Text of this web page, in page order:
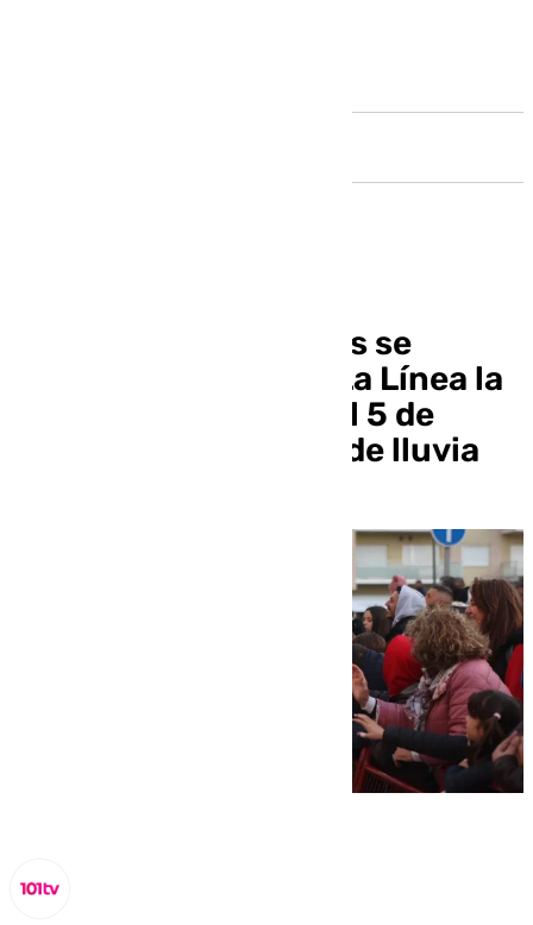
La Cabalgata de Arcos se
traslada al sábado y La Línea la
hará en la mañana del 5 de
enero ante amenaza de lluvia